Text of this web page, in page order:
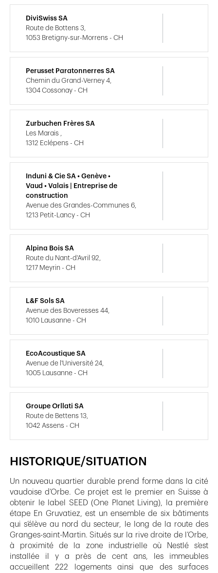
HISTORIQUE/SITUATION
Un nouveau quartier durable prend forme dans la cité
vaudoise d’Orbe. Ce projet est le premier en Suisse à
obtenir le label SEED (One Planet Living), la première
étape En Gruvatiez, est un ensemble de six bâtiments
qui s’élève au nord du secteur, le long de la route des
Granges-saint-Martin. Situés sur la rive droite de l’Orbe,
à proximité de la zone industrielle où Nestlé s’est
installée il y a près de cent ans, les immeubles
accueillent 222 logements ainsi que des surfaces
DiviSwiss SA
Route de Bottens 3,
1053 Bretigny-sur-Morrens - CH
Perusset Paratonnerres SA
Chemin du Grand-Verney 4,
1304 Cossonay - CH
Zurbuchen Frères SA
Les Marais ,
1312 Eclépens - CH
Induni & Cie SA • Genève •
Vaud • Valais | Entreprise de
construction
Avenue des Grandes-Communes 6,
1213 Petit-Lancy - CH
Alpina Bois SA
Route du Nant-d'Avril 92,
1217 Meyrin - CH
L&F Sols SA
Avenue des Boveresses 44,
1010 Lausanne - CH
EcoAcoustique SA
Avenue de l'Université 24,
1005 Lausanne - CH
Groupe Orllati SA
Route de Bettens 13,
1042 Assens - CH